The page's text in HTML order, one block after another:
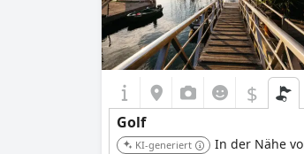
$
Golf
KI-generiert
In der Nähe